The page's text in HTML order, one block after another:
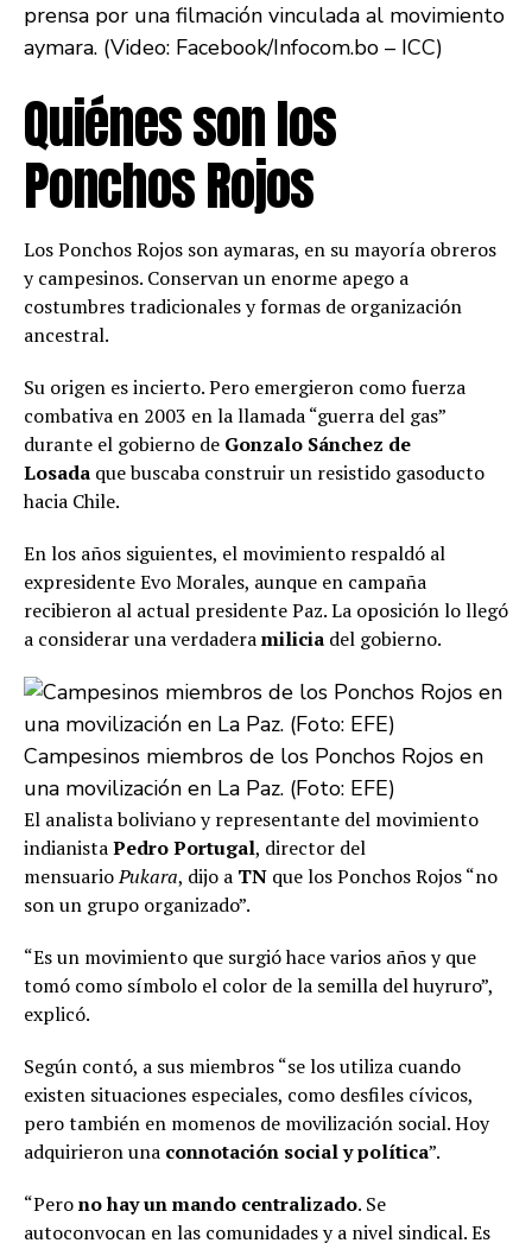
prensa por una filmación vinculada al movimiento
aymara. (Video: Facebook/Infocom.bo – ICC)
Quiénes son los
Ponchos Rojos
Los Ponchos Rojos son aymaras, en su mayoría obreros
y campesinos. Conservan un enorme apego a
costumbres tradicionales y formas de organización
ancestral.
Su origen es incierto. Pero emergieron como fuerza
combativa en 2003 en la llamada “guerra del gas”
durante el gobierno de Gonzalo Sánchez de
Losada que buscaba construir un resistido gasoducto
hacia Chile.
En los años siguientes, el movimiento respaldó al
expresidente Evo Morales, aunque en campaña
recibieron al actual presidente Paz. La oposición lo llegó
a considerar una verdaderamilicia del gobierno.
Campesinos miembros de los Ponchos Rojos en
una movilización en La Paz. (Foto: EFE)
El analista boliviano y representante del movimiento
indianistaPedro Portugal, director del
mensuarioPukara, dijo a TN que los Ponchos Rojos “no
son un grupo organizado”.
“Es un movimiento que surgió hace varios años y que
tomó como símbolo el color de la semilla del huyruro”,
explicó.
Según contó, a sus miembros “se los utiliza cuando
existen situaciones especiales, como desfiles cívicos,
pero también en momenos de movilización social. Hoy
adquirieron una connotación social y política”.
“Perono hay un mando centralizado. Se
autoconvocan en las comunidades y a nivel sindical. Es